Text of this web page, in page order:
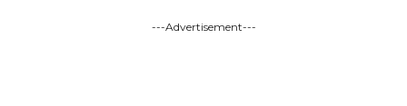
---Advertisement---